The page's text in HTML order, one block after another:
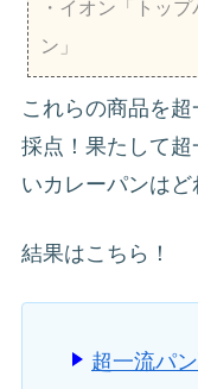
・イオン「トッ
ン」
これらの商品を
採点！果たして
いカレーパンはど
結果はこちら！
超一流パ